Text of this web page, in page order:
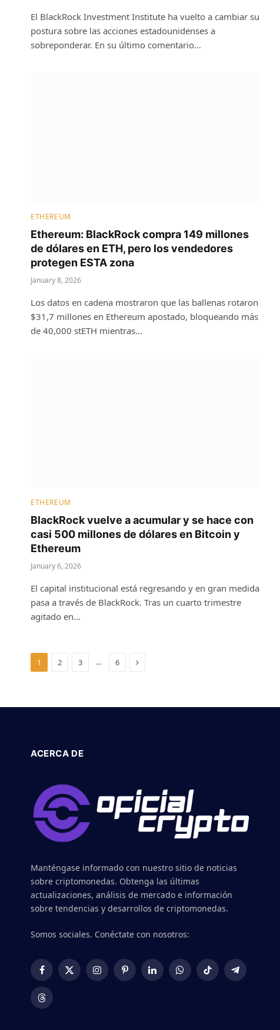
El BlackRock Investment Institute ha vuelto a cambiar su
postura sobre las acciones estadounidenses a
sobreponderar. En su último comentario…
ETHEREUM
Ethereum: BlackRock compra 149 millones
de dólares en ETH, pero los vendedores
protegen ESTA zona
January 8, 2026
Los datos en cadena mostraron que las ballenas rotaron
$31,7 millones en Ethereum apostado, bloqueando más
de 40,000 stETH mientras…
ETHEREUM
BlackRock vuelve a acumular y se hace con
casi 500 millones de dólares en Bitcoin y
Ethereum
January 6, 2026
El capital institucional está regresando y en gran medida
pasa a través de BlackRock. Tras un cuarto trimestre
agitado en…
1 2 3 … 6 Next
ACERCA DE
Manténgase informado con nuestro sitio de noticias
sobre criptomonedas. Obtenga las últimas
actualizaciones, análisis de mercado e información
sobre tendencias y desarrollos de criptomonedas.
Somos sociales. Conéctate con nosotros:
Facebook
X
InstagramPinterestLinkedInWhatsApp
TikTok Telegram
Threads